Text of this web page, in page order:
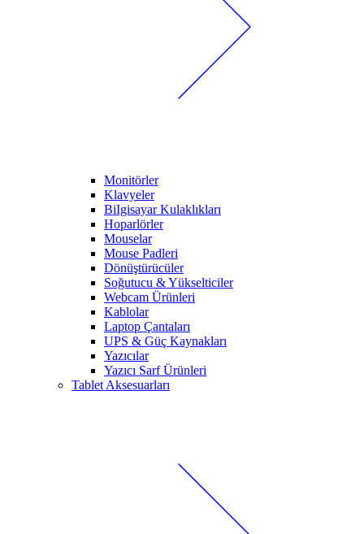
Monitörler
Klavyeler
BiIgisayar Kulaklıkları
Hoparlörler
Mouselar
Mouse Padleri
Dönüştürücüler
Soğutucu & Yükselticiler
Webcam Ürünleri
Kablolar
Laptop Çantaları
UPS & Güç Kaynakları
Yazıcılar
Yazıcı Sarf Ürünleri
Tablet Aksesuarları